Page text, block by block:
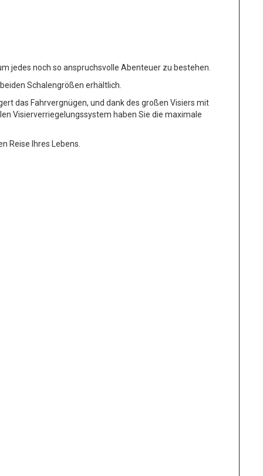
jedes noch so anspruchsvolle Abenteuer zu bestehen.
Schalengrößen erhältlich.
das Fahrvergnügen, und dank des großen Visiers mit
Visierverriegelungssystem haben Sie die maximale
Reise Ihres Lebens.